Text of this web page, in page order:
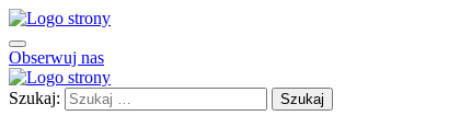
Obserwuj nas
Szukaj: